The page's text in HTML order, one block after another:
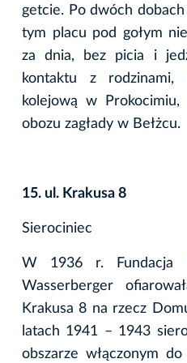
getcie. Po dwóch
tym placu pod gołym
za dnia, bez picia i
kontaktu z
kolejową w
obozu zagłady w Bełżcu.
15. ul. Krakusa 8
Sierociniec
W 1936 r. Fundacja
Wasserberger
Krakusa 8 na rzecz
latach 1941 – 1943
obszarze włączonym